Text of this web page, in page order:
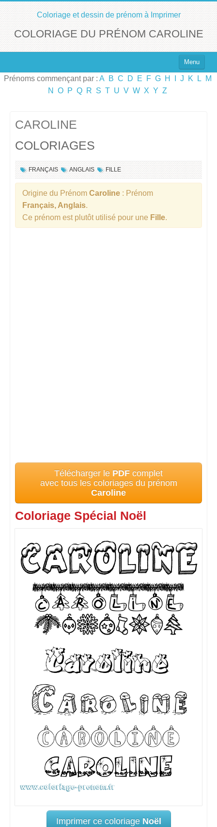
Coloriage et dessin de prénom à Imprimer
COLORIAGE DU PRÉNOM CAROLINE
Menu
Top 100 des Prénoms
Prénoms commençant par : A B C D E F G H J K L
M
N
O P Q R S T U V W X Y Z
CAROLINE
COLORIAGES
FRANÇAIS ANGLAIS FILLE
Origine du Prénom Caroline : Prénom
Français, Anglais.
Ce prénom est plutôt utilisé pour une Fille.
Télécharger le PDF complet
avec tous les coloriages du prénom
Caroline
Coloriage Spécial Noël
Imprimer ce coloriage Noël